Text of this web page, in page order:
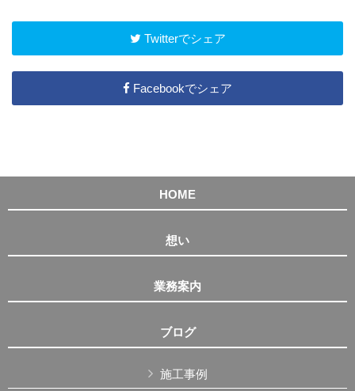
Twitterでシェア
Facebookでシェア
HOME
想い
業務案内
ブログ
施工事例